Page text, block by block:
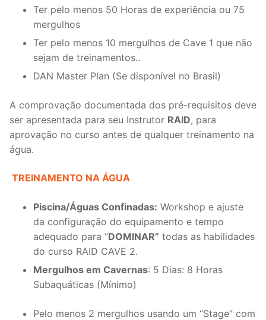
Ter pelo menos 50 Horas de experiência ou 75
mergulhos
Ter pelo menos 10 mergulhos de Cave 1 que não
sejam de treinamentos..
DAN Master Plan (Se disponível no Brasil)
A comprovação documentada dos pré-requisitos deve
ser apresentada para seu Instrutor RAID, para
aprovação no curso antes de qualquer treinamento na
água.
TREINAMENTO NA ÁGUA
Piscina/Águas Confinadas: Workshop e ajuste
da configuração do equipamento e tempo
adequado para “DOMINAR” todas as habilidades
do curso RAID CAVE 2.
Mergulhos em Cavernas: 5 Dias: 8 Horas
Subaquáticas (Mínimo)
Pelo menos 2 mergulhos usando um “Stage” com